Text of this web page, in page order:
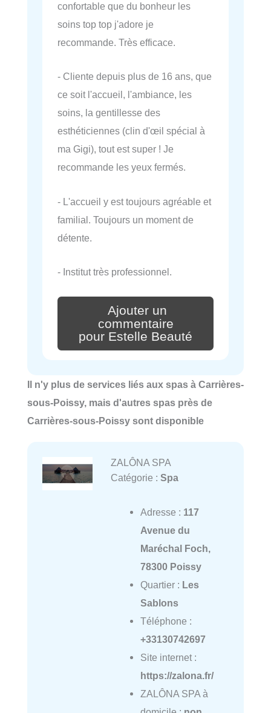
confortable que du bonheur les
soins top top j'adore je
recommande. Très efficace.
- Cliente depuis plus de 16 ans, que
ce soit l'accueil, l'ambiance, les
soins, la gentillesse des
esthéticiennes (clin d'œil spécial à
ma Gigi), tout est super ! Je
recommande les yeux fermés.
- L'accueil y est toujours agréable et
familial. Toujours un moment de
détente.
- Institut très professionnel.
Ajouter un
commentaire
pour Estelle Beauté
Il n'y plus de services liés aux spas à Carrières-
sous-Poissy, mais d'autres spas près de
Carrières-sous-Poissy sont disponible
ZALÔNA SPA
Catégorie : Spa
Adresse : 117
Avenue du
Maréchal Foch,
78300 Poissy
Quartier : Les
Sablons
Téléphone :
+33130742697
Site internet :
https://zalona.fr/
ZALÔNA SPA à